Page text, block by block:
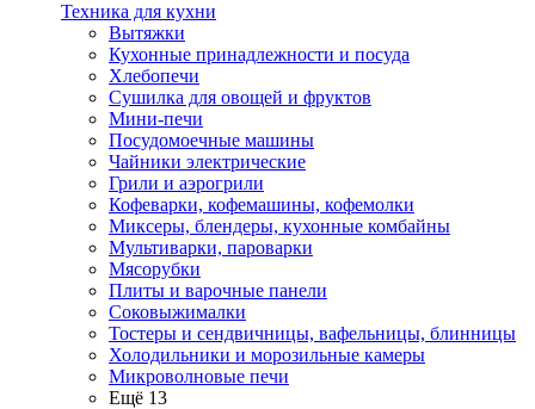
Техника для кухни
Вытяжки
Кухонные принадлежности и посуда
Хлебопечи
Сушилка для овощей и фруктов
Мини-печи
Посудомоечные машины
Чайники электрические
Грили и аэрогрили
Кофеварки, кофемашины, кофемолки
Миксеры, блендеры, кухонные комбайны
Мультиварки, пароварки
Мясорубки
Плиты и варочные панели
Соковыжималки
Тостеры и сендвичницы, вафельницы, блинницы
Холодильники и морозильные камеры
Микроволновые печи
Ещё 13